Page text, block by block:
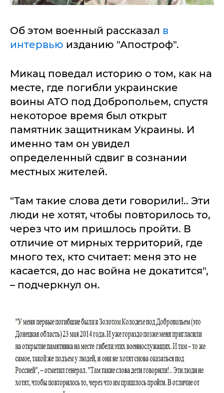
Об этом военный рассказал в
интервью изданию "Апостроф".
Микац поведал историю о том, как на
месте, где погибли украинские
воины АТО под Добропольем, спустя
некоторое время был открыт
памятник защитникам Украины. И
именно там он увидел
определенный сдвиг в сознании
местных жителей.
"Там такие слова дети говорили!.. Эти
люди не хотят, чтобы повторилось то,
через что им пришлось пройти. В
отличие от мирных территорий, где
много тех, кто считает: меня это не
касается, до нас война не докатится",
– подчеркнул он.